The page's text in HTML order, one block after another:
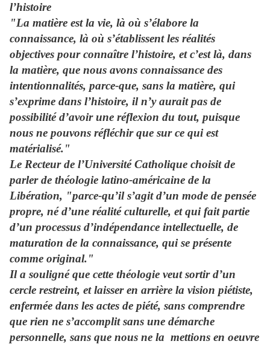
l’histoire
"La matière est la vie, là où s’élabore la
connaissance, là où s’établissent les réalités
objectives pour connaître l’histoire, et c’est là, dans
la matière, que nous avons connaissance des
intentionnalités, parce-que, sans la matière, qui
s’exprime dans l’histoire, il n’y aurait pas de
possibilité d’avoir une réflexion du tout, puisque
nous ne pouvons réfléchir que sur ce qui est
matérialisé."
Le Recteur de l’Université Catholique choisit de
parler de théologie latino-américaine de la
Libération, "parce-qu’il s’agit d’un mode de pensée
propre, né d’une réalité culturelle, et qui fait partie
d’un processus d’indépendance intellectuelle, de
maturation de la connaissance, qui se présente
comme original."
Il a souligné que cette théologie veut sortir d’un
cercle restreint, et laisser en arrière la vision piétiste,
enfermée dans les actes de piété, sans comprendre
que rien ne s’accomplit sans une démarche
personnelle, sans que nous ne la mettions en oeuvre